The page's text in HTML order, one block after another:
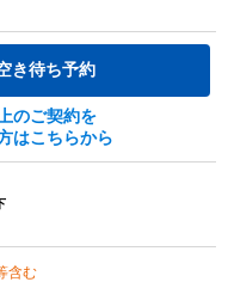
き待ち予約
のご契約を
はこちらから
含む